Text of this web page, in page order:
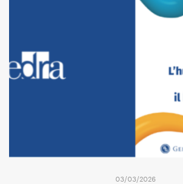
03/03/2026